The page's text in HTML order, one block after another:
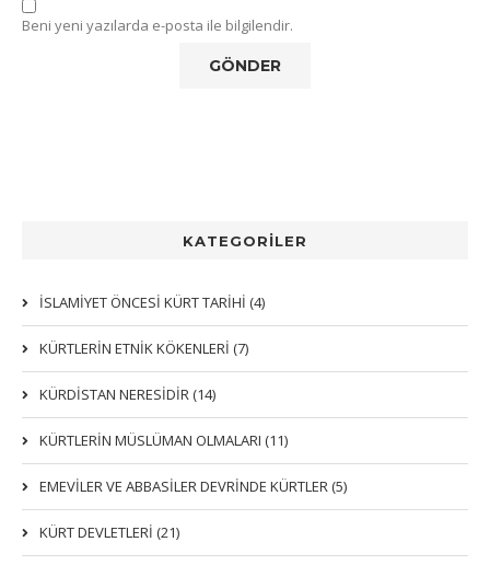
Beni yeni yazılarda e-posta ile bilgilendir.
KATEGORİLER
İSLAMİYET ÖNCESİ KÜRT TARİHİ (4)
KÜRTLERIN ETNIK KÖKENLERI (7)
KÜRDİSTAN NERESİDİR (14)
KÜRTLERİN MÜSLÜMAN OLMALARI (11)
EMEVİLER VE ABBASİLER DEVRİNDE KÜRTLER (5)
KÜRT DEVLETLERİ (21)